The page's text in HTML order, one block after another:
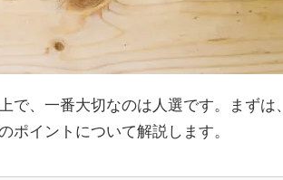
、一番大切なのは人選です。まずは、
ポイントについて解説します。